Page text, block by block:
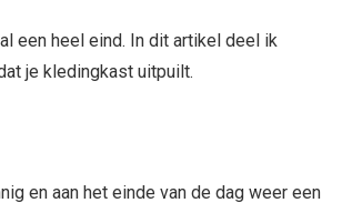
een heel eind. In dit artikel deel ik
je kledingkast uitpuilt.
en aan het einde van de dag weer een